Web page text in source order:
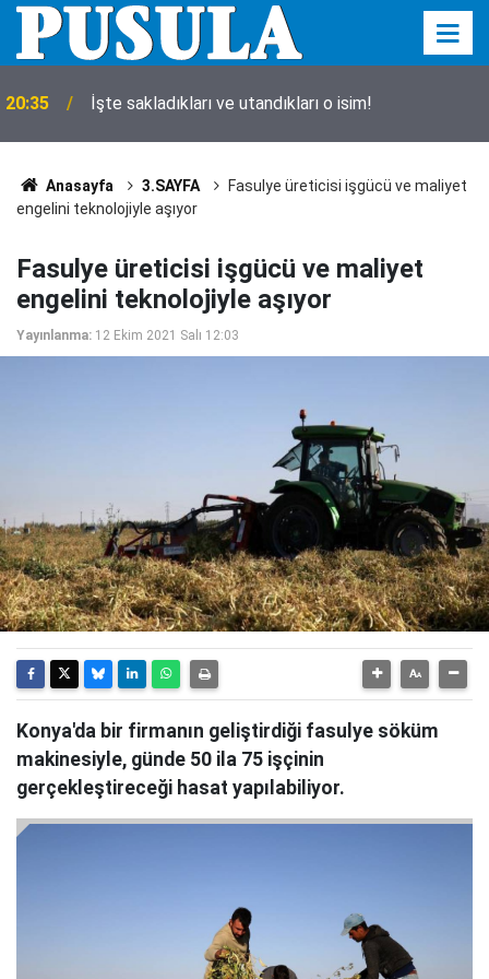
20:35 İşte sakladıkları ve utandıkları o isim!
Anasayfa 3.SAYFA
Fasulye üreticisi işgücü ve maliyet
engelini teknolojiyle aşıyor
Fasulye üreticisi işgücü ve maliyet
engelini teknolojiyle aşıyor
Yayınlanma: 12 Ekim 2021 Salı 12:03
Konya'da bir firmanın geliştirdiği fasulye söküm
makinesiyle, günde 50 ila 75 işçinin
gerçekleştireceği hasat yapılabiliyor.